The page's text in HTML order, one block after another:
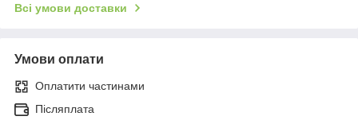
Всі умови доставки
Умови оплати
Оплатити частинами
Післяплата